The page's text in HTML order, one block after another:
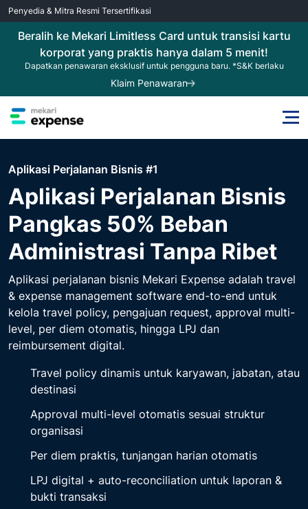
Penyedia & Mitra Resmi Tersertifikasi
Beralih ke Mekari Limitless Card untuk transisi kartu
korporat yang praktis hanya dalam 5 menit!
Dapatkan penawaran eksklusif untuk pengguna baru. *S&K berlaku
Klaim Penawaran
Aplikasi Perjalanan Bisnis #1
Aplikasi Perjalanan Bisnis
Pangkas 50% Beban
Administrasi Tanpa Ribet
Aplikasi perjalanan bisnis Mekari Expense adalah travel
& expense management software end-to-end untuk
kelola travel policy, pengajuan request, approval multi-
level, per diem otomatis, hingga LPJ dan
reimbursement digital.
Travel policy dinamis untuk karyawan, jabatan, atau
destinasi
Approval multi-level otomatis sesuai struktur
organisasi
Per diem praktis, tunjangan harian otomatis
LPJ digital + auto-reconciliation untuk laporan &
bukti transaksi